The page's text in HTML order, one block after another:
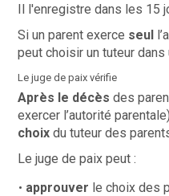
Il l'enregistre dans les 15
Si un parent exerce seul
peut choisir un tuteur
Le juge de paix vérifie
Après le décès des
exercer l’autorité
choix du tuteur des
Le juge de paix peut :
approuver le choix des